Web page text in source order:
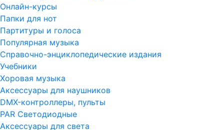
Онлайн-курсы
Папки для нот
Партитуры и голоса
Популярная музыка
Справочно-энциклопедические издания
Учебники
Хоровая музыка
Аксессуары для наушников
DMX-контроллеры, пульты
PAR Светодиодные
Аксессуары для света